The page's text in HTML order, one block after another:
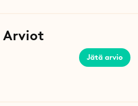
Arviot
Jätä arvio